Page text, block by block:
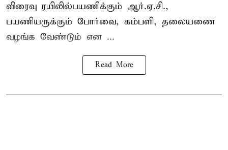
விரைவு ரயிலில்பயணிக்கும் ஆர்.ஏ.சி.,
பயணியருக்கும் போர்வை, கம்பளி, தலையணை
வழங்க வேண்டும் என ...
Read More